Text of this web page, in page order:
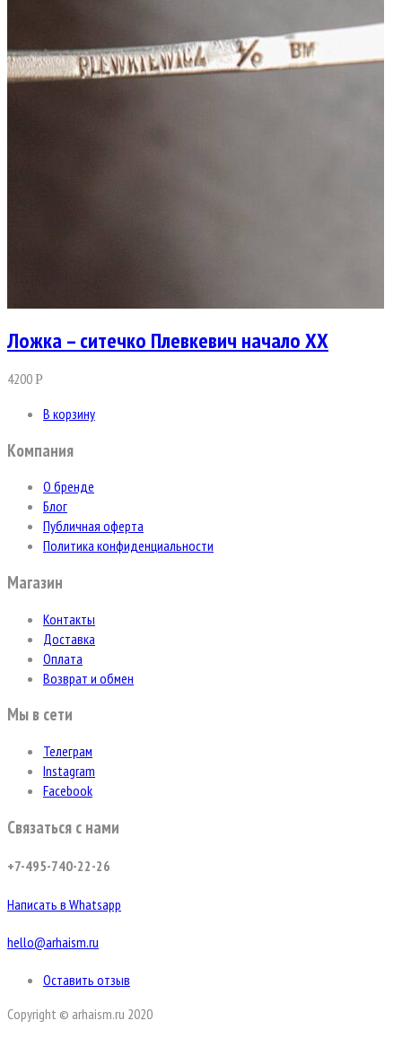
Ложка – ситечко Плевкевич начало ХХ
4200Р
В корзину
Компания
О бренде
Блог
Публичная оферта
Политика конфиденциальности
Магазин
Контакты
Доставка
Оплата
Возврат и обмен
Мы в сети
Телеграм
Instagram
Facebook
Связаться с нами
+7-495-740-22-26
Написать в Whatsapp
hello@arhaism.ru
Оставить отзыв
Copyright © arhaism.ru 2020